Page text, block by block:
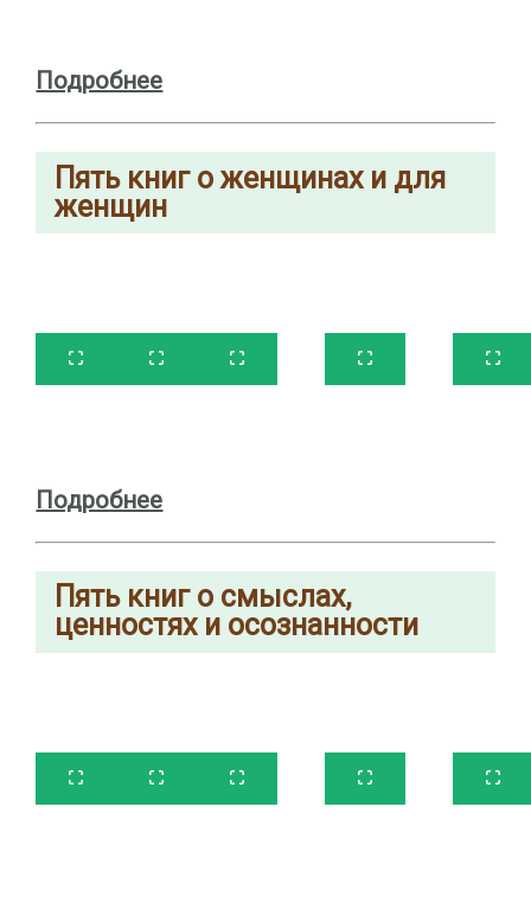
Подробнее
Пять книг о женщинах и для
женщин
Подробнее
Пять книг о смыслах,
ценностях и осознанности